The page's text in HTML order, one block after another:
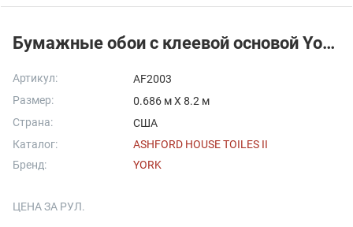
Бумажные обои с клеевой основой York - Ashford House Toiles II
Артикул:
AF2003
Размер:
0.686 м X 8.2 м
Страна:
США
Каталог:
ASHFORD HOUSE TOILES II
Бренд:
YORK
ЦЕНА ЗА РУЛ.